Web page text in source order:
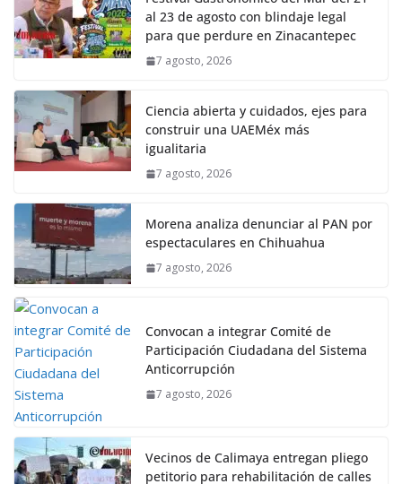
al 23 de agosto con blindaje legal
para que perdure en Zinacantepec
7 agosto, 2026
Ciencia abierta y cuidados, ejes para
construir una UAEMéx más
igualitaria
7 agosto, 2026
Morena analiza denunciar al PAN por
espectaculares en Chihuahua
7 agosto, 2026
Convocan a integrar Comité de
Participación Ciudadana del Sistema
Anticorrupción
7 agosto, 2026
Vecinos de Calimaya entregan pliego
petitorio para rehabilitación de calles